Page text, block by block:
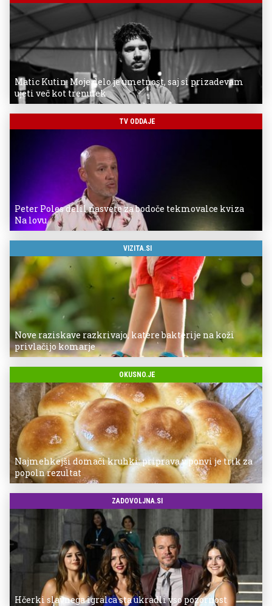
Matic Kutin: Moje delo je umetnost, saj si prizadevam
ujeti več kot trenutek
TV ODDAJE
Peter Poles delil nasvete za bodoče tekmovalce kviza
Na lovu
VIZITA.SI
Nove raziskave razkrivajo, katere bakterije na koži
privlačijo komarje
OKUSNO.JE
Najmehkejši domači kruhki: priprava v ponvi je trik za
popoln rezultat
ZADOVOLJNA.SI
Hčerki slavnega igralca sta ukradli vso pozornost